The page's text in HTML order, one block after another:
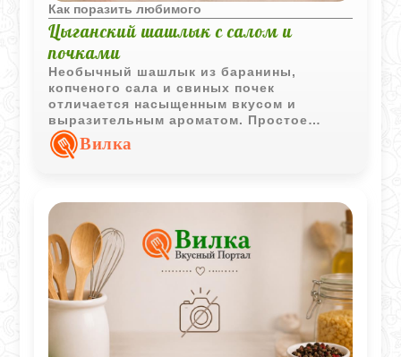
Как поразить любимого
Цыганский шашлык с салом и
почками
Необычный шашлык из баранины,
копченого сала и свиных почек
отличается насыщенным вкусом и
выразительным ароматом. Простое
сочетание специй позволяет сохранить
характер каждого ингредиента.
Вилка